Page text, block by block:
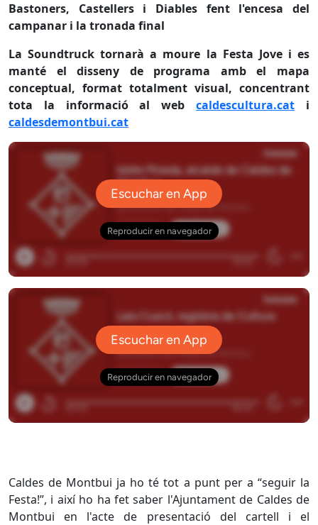
Bastoners, Castellers i Diables fent l'encesa del
campanar i la tronada final
La Soundtruck tornarà a moure la Festa Jove i es
manté el disseny de programa amb el mapa
conceptual, format totalment visual, concentrant
tota la informació al webcaldescultura.cat i
caldesdemontbui.cat
Caldes de Montbui ja ho té tot a punt per a “seguir la
Festa!”, i així ho ha fet saber l'Ajuntament de Caldes de
Montbui en l'acte de presentació del cartell i el